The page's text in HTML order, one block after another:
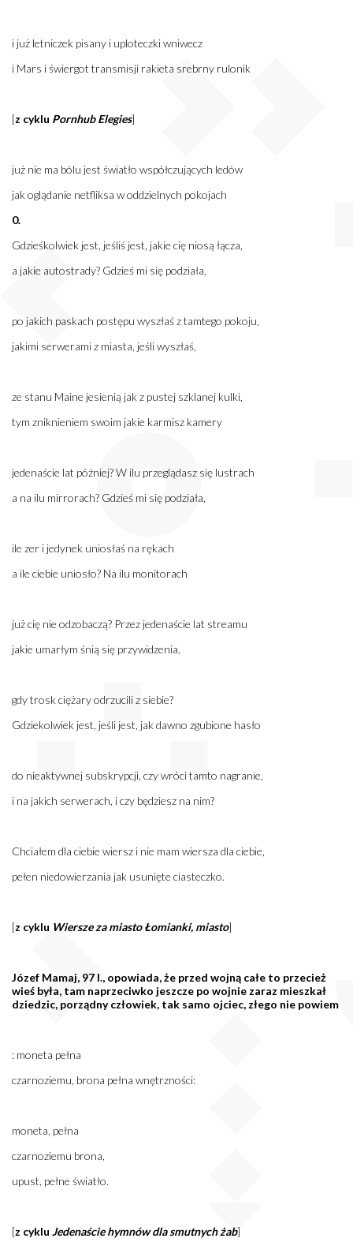
i już letniczek pisany i uploteczki wniwecz
i Mars i świergot transmisji rakieta srebrny rulonik
[z cyklu Pornhub Elegies]
już nie ma bólu jest światło współczujących ledów
jak oglądanie netfliksa w oddzielnych pokojach
0.
Gdzieśkolwiek jest, jeśliś jest, jakie cię niosą łącza,
a jakie autostrady? Gdzieś mi się podziała,
po jakich paskach postępu wyszłaś z tamtego pokoju,
jakimi serwerami z miasta, jeśli wyszłaś,
ze stanu Maine jesienią jak z pustej szklanej kulki,
tym zniknieniem swoim jakie karmisz kamery
jedenaście lat później? W ilu przeglądasz się lustrach
a na ilu mirrorach? Gdzieś mi się podziała,
ile zer i jedynek uniosłaś na rękach
a ile ciebie uniosło? Na ilu monitorach
już cię nie odzobaczą? Przez jedenaście lat streamu
jakie umarłym śnią się przywidzenia,
gdy trosk ciężary odrzucili z siebie?
Gdziekolwiek jest, jeśli jest, jak dawno zgubione hasło
do nieaktywnej subskrypcji, czy wróci tamto nagranie,
i na jakich serwerach, i czy będziesz na nim?
Chciałem dla ciebie wiersz i nie mam wiersza dla ciebie,
pełen niedowierzania jak usunięte ciasteczko.
[z cyklu Wiersze za miasto Łomianki, miasto]
Józef Mamaj, 97 l., opowiada, że przed wojną całe to przecież
wieś była, tam naprzeciwko jeszcze po wojnie zaraz mieszkał
dziedzic, porządny człowiek, tak samo ojciec, złego nie powiem
: moneta pełna
czarnoziemu, brona pełna wnętrzności:
moneta, pełna
czarnoziemu brona,
upust, pełne światło.
[z cyklu Jedenaście hymnów dla smutnych żab]